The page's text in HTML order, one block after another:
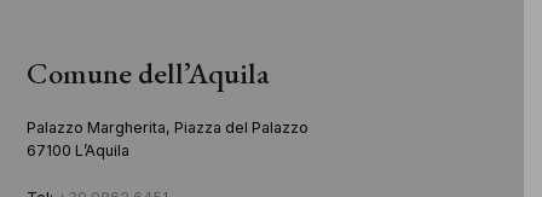
Comune dell’Aquila
Palazzo Margherita, Piazza del Palazzo
67100 L’Aquila